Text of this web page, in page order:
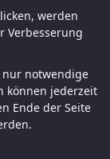
|
werden
Verbesserung
nur notwendige
können jederzeit
Ende der Seite